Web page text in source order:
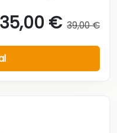
35,00 € 39,00 €